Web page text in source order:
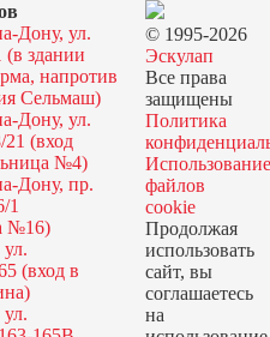
Дону, ул.
(в здании
напротив
Сельмаш)
Дону, ул.
21 (вход
№4)
Дону, пр.
1
№16)
(вход в
© 1995-2026
Эскулап
Все права
защищены
Политика
Использование
файлов
cookie
Продолжая
использовать
сайт, вы
соглашаетесь
на